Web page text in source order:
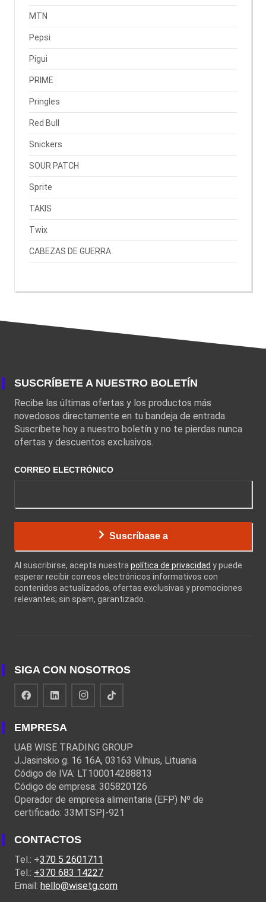
MTN
Pepsi
Pigui
PRIME
Pringles
Red Bull
Snickers
SOUR PATCH
Sprite
TAKIS
Twix
CABEZAS DE GUERRA
SUSCRÍBETE A NUESTRO BOLETÍN
Recibe las últimas ofertas y los productos más
novedosos directamente en tu bandeja de entrada.
Suscríbete hoy a nuestro boletín y no te pierdas nunca
ofertas y descuentos exclusivos.
CORREO ELECTRÓNICO
Suscríbase a
Al suscribirse, acepta nuestrapolítica de privacidad y puede
esperar recibir correos electrónicos informativos con
contenidos actualizados, ofertas exclusivas y promociones
relevantes; sin spam, garantizado.
SIGA CON NOSOTROS
EMPRESA
UAB WISE TRADING GROUP
J.Jasinskio g. 16 16A, 03163 Vilnius, Lituania
Código de IVA: LT100014288813
Código de empresa: 305820126
Operador de empresa alimentaria (EFP) Nº de
certificado: 33MTSPĮ-921
CONTACTOS
Tel.: +370 5 2601711
Tel.: +370 683 14227
Email: hello@wisetg.com